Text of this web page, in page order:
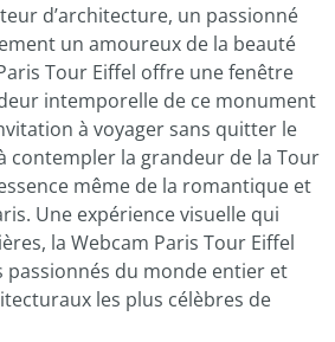
d’architecture, un passionné
un amoureux de la beauté
Tour Eiffel offre une fenêtre
intemporelle de ce monument
à voyager sans quitter le
contempler la grandeur de la Tour
même de la romantique et
Une expérience visuelle qui
la Webcam Paris Tour Eiffel
passionnés du monde entier et
les plus célèbres de